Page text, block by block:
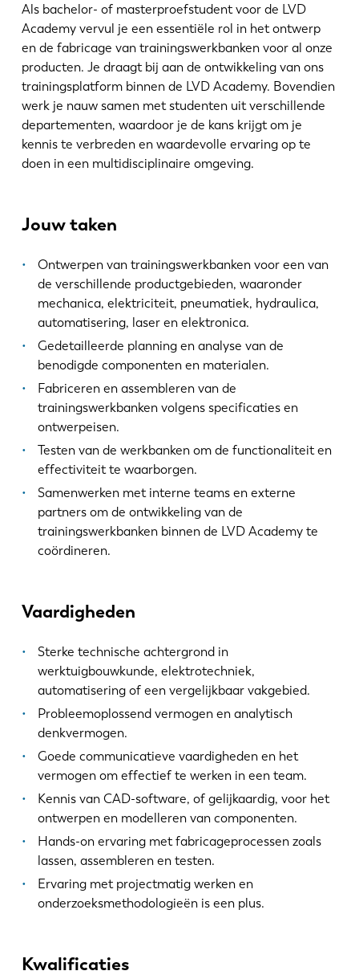
Als bachelor- of masterproefstudent voor de LVD
Academy vervul je een essentiële rol in het ontwerp
en de fabricage van trainingswerkbanken voor al onze
producten. Je draagt bij aan de ontwikkeling van ons
trainingsplatform binnen de LVD Academy. Bovendien
werk je nauw samen met studenten uit verschillende
departementen, waardoor je de kans krijgt om je
kennis te verbreden en waardevolle ervaring op te
doen in een multidisciplinaire omgeving.
Jouw taken
Ontwerpen van trainingswerkbanken voor een van
de verschillende productgebieden, waaronder
mechanica, elektriciteit, pneumatiek, hydraulica,
automatisering, laser en elektronica.
Gedetailleerde planning en analyse van de
benodigde componenten en materialen.
Fabriceren en assembleren van de
trainingswerkbanken volgens specificaties en
ontwerpeisen.
Testen van de werkbanken om de functionaliteit en
effectiviteit te waarborgen.
Samenwerken met interne teams en externe
partners om de ontwikkeling van de
trainingswerkbanken binnen de LVD Academy te
coördineren.
Vaardigheden
Sterke technische achtergrond in
werktuigbouwkunde, elektrotechniek,
automatisering of een vergelijkbaar vakgebied.
Probleemoplossend vermogen en analytisch
denkvermogen.
Goede communicatieve vaardigheden en het
vermogen om effectief te werken in een team.
Kennis van CAD-software, of gelijkaardig, voor het
ontwerpen en modelleren van componenten.
Hands-on ervaring met fabricageprocessen zoals
lassen, assembleren en testen.
Ervaring met projectmatig werken en
onderzoeksmethodologieën is een plus.
Kwalificaties
Industries & solutions
Careers
Contact us